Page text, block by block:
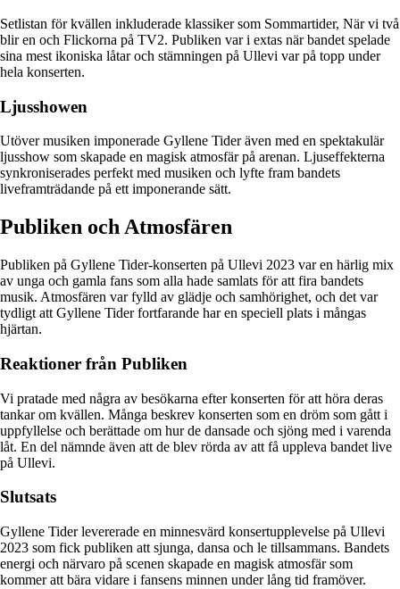
Setlistan för kvällen inkluderade klassiker som Sommartider, När vi två
blir en och Flickorna på TV2. Publiken var i extas när bandet spelade
sina mest ikoniska låtar och stämningen på Ullevi var på topp under
hela konserten.
Ljusshowen
Utöver musiken imponerade Gyllene Tider även med en spektakulär
ljusshow som skapade en magisk atmosfär på arenan. Ljuseffekterna
synkroniserades perfekt med musiken och lyfte fram bandets
liveframträdande på ett imponerande sätt.
Publiken och Atmosfären
Publiken på Gyllene Tider-konserten på Ullevi 2023 var en härlig mix
av unga och gamla fans som alla hade samlats för att fira bandets
musik. Atmosfären var fylld av glädje och samhörighet, och det var
tydligt att Gyllene Tider fortfarande har en speciell plats i mångas
hjärtan.
Reaktioner från Publiken
Vi pratade med några av besökarna efter konserten för att höra deras
tankar om kvällen. Många beskrev konserten som en dröm som gått i
uppfyllelse och berättade om hur de dansade och sjöng med i varenda
låt. En del nämnde även att de blev rörda av att få uppleva bandet live
på Ullevi.
Slutsats
Gyllene Tider levererade en minnesvärd konsertupplevelse på Ullevi
2023 som fick publiken att sjunga, dansa och le tillsammans. Bandets
energi och närvaro på scenen skapade en magisk atmosfär som
kommer att bära vidare i fansens minnen under lång tid framöver.